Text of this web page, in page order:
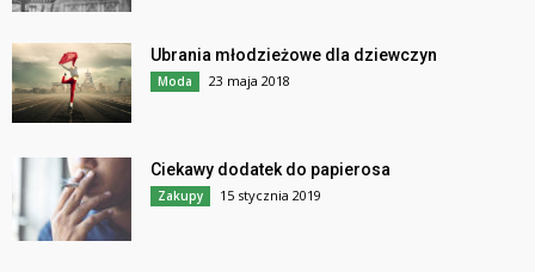
Ubrania młodzieżowe dla dziewczyn
Moda 23 maja 2018
Ciekawy dodatek do papierosa
Zakupy 15 stycznia 2019